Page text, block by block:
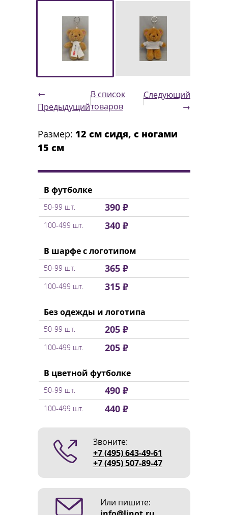
←
Предыдущий
В список
товаров
Следующий
→
Размер: 12 см сидя, с ногами
15 см
В футболке
50-99 шт. 390 ₽
100-499 шт. 340 ₽
В шарфе с логотипом
50-99 шт. 365 ₽
100-499 шт. 315 ₽
Без одежды и логотипа
50-99 шт. 205 ₽
100-499 шт. 205 ₽
В цветной футболке
50-99 шт. 490 ₽
100-499 шт. 440 ₽
Звоните:
+7 (495) 643-49-61
+7 (495) 507-89-47
Или пишите: